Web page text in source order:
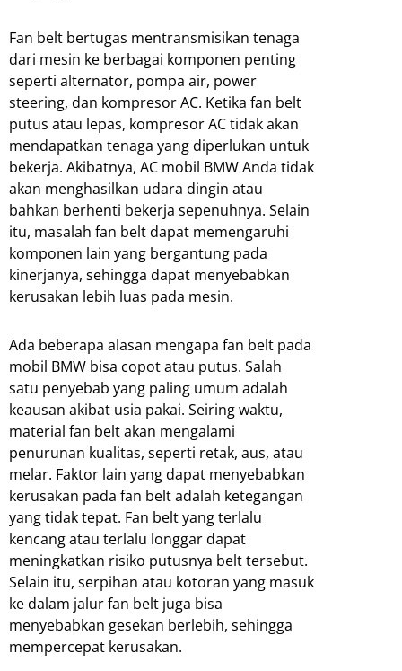
Fan belt bertugas mentransmisikan tenaga
dari mesin ke berbagai komponen penting
seperti alternator, pompa air, power
steering, dan kompresor AC. Ketika fan belt
putus atau lepas, kompresor AC tidak akan
mendapatkan tenaga yang diperlukan untuk
bekerja. Akibatnya, AC mobil BMW Anda tidak
akan menghasilkan udara dingin atau
bahkan berhenti bekerja sepenuhnya. Selain
itu, masalah fan belt dapat memengaruhi
komponen lain yang bergantung pada
kinerjanya, sehingga dapat menyebabkan
kerusakan lebih luas pada mesin.
Ada beberapa alasan mengapa fan belt pada
mobil BMW bisa copot atau putus. Salah
satu penyebab yang paling umum adalah
keausan akibat usia pakai. Seiring waktu,
material fan belt akan mengalami
penurunan kualitas, seperti retak, aus, atau
melar. Faktor lain yang dapat menyebabkan
kerusakan pada fan belt adalah ketegangan
yang tidak tepat. Fan belt yang terlalu
kencang atau terlalu longgar dapat
meningkatkan risiko putusnya belt tersebut.
Selain itu, serpihan atau kotoran yang masuk
ke dalam jalur fan belt juga bisa
menyebabkan gesekan berlebih, sehingga
mempercepat kerusakan.